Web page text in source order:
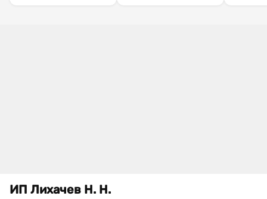
ИП Лихачев Н. Н.